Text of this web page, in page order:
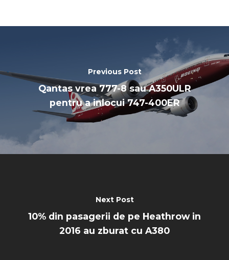
Previous Post
Qantas vrea 777-8 sau A350ULR
pentru a inlocui 747-400ER
Next Post
10% din pasagerii de pe Heathrow in
2016 au zburat cu A380